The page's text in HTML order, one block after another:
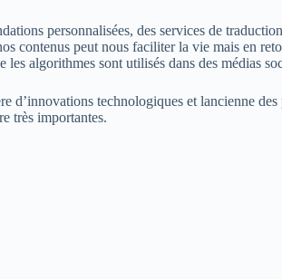
personnalisées, des services de
contenus peut nous faciliter la vie mais en
algorithmes sont utilisés dans des médias
technologiques et lancienne
très importantes.